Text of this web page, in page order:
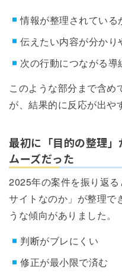
情報が整理されている
伝えたい内容が分かり
次の行動につながる導
このような部分まで含め
が、結果的に反応が出や
最初に「目的の整理
ムーズだった
2025年の案件を振り返
サイトなのか」が整理で
うな傾向がありました。
判断がブレにくい
修正が最小限で済む